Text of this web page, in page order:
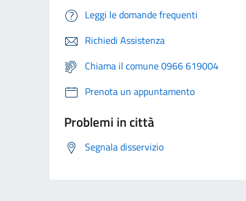
Leggi le domande frequenti
Richiedi Assistenza
Chiama il comune 0966 619004
Prenota un appuntamento
Problemi in città
Segnala disservizio